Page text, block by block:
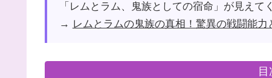
「レムとラム、鬼族としての宿命」が見えて
→ レムとラムの鬼族の真相！驚異の戦闘能
目